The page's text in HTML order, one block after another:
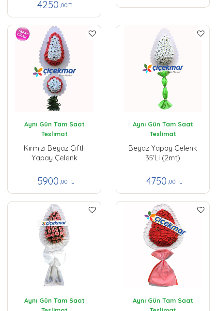
4250 ,00 TL
Aynı Gün Tam Saat
Teslimat
Kırmızı Beyaz Çiftli
Yapay Çelenk
5900 ,00 TL
Aynı Gün Tam Saat
Teslimat
Beyaz Yapay Çelenk
35'li (2mt)
4750 ,00 TL
Aynı Gün Tam Saat
Aynı Gün Tam Saat